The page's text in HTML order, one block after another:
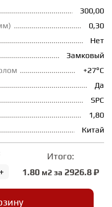
ДОСКА
ТРАВА
300,00
0,30
Нет
Замковый
+27°С
Да
SPC
1,80
Китай
+
Итого:
1.80м2 за 2926.8 ₽